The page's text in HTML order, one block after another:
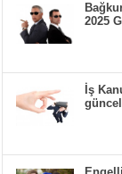
2025
İş